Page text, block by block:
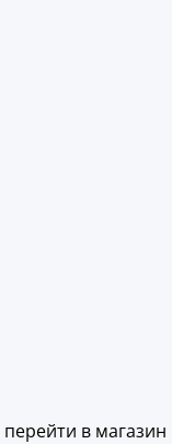
перейти в магазин